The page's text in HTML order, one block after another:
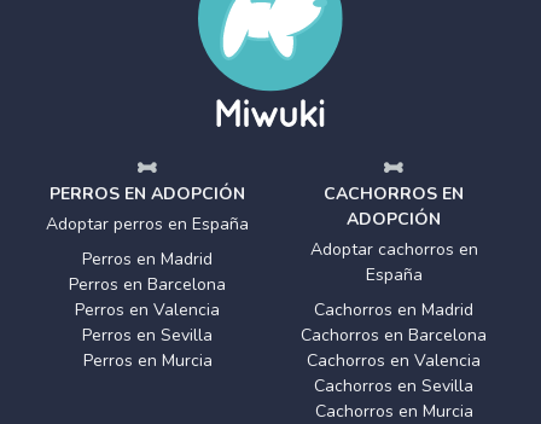
PERROS EN ADOPCIÓN
Adoptar perros en España
Perros en Madrid
Perros en Barcelona
Perros en Valencia
Perros en Sevilla
Perros en Murcia
CACHORROS EN
ADOPCIÓN
Adoptar cachorros en
España
Cachorros en Madrid
Cachorros en Barcelona
Cachorros en Valencia
Cachorros en Sevilla
Cachorros en Murcia